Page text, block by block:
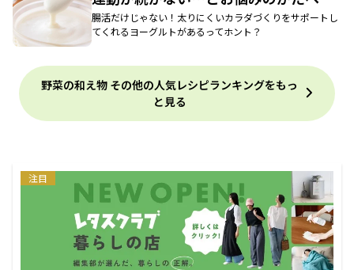
腸活だけじゃない！太りにくいカラダづくりをサポートし
てくれるヨーグルトがあるってホント？
野菜の和え物 その他の人気レシピランキングをもっ
と見る
注目